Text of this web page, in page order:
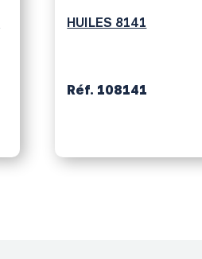
HUILES 8141
Réf. 108141